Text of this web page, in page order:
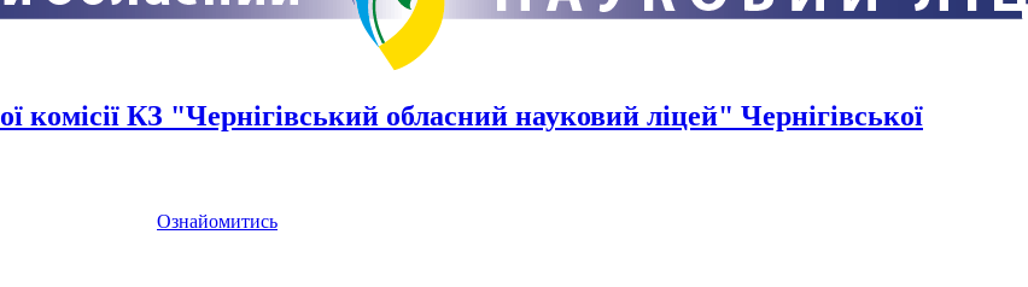
КЗ "Чернігівський обласний науковий ліцей" Чернігівської
Ознайомитись